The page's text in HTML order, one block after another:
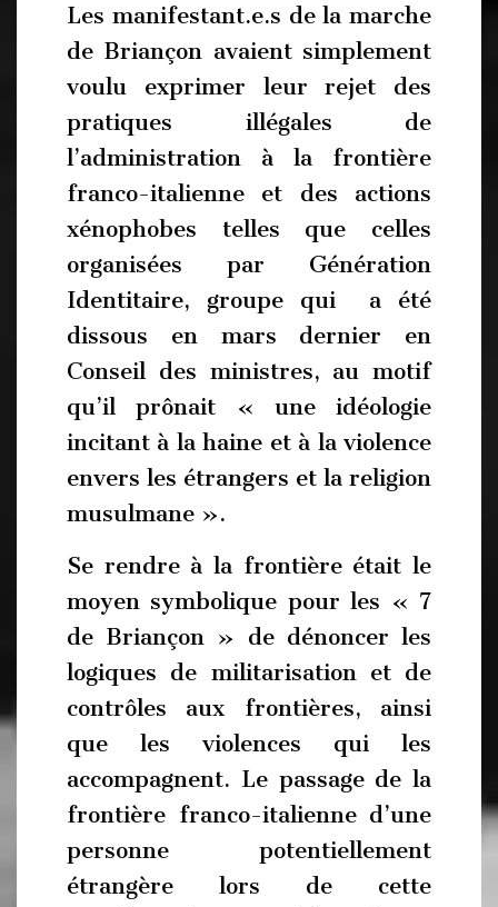
Les manifestant.e.s de la marche
de Briançon avaient simplement
voulu exprimer leur rejet des
pratiques illégales de
l’administration à la frontière
franco-italienne et des actions
xénophobes telles que celles
organisées par Génération
Identitaire, groupe qui a été
dissous en mars dernier en
Conseil des ministres, au motif
qu’il prônait « une idéologie
incitant à la haine et à la violence
envers les étrangers et la religion
musulmane ».
Se rendre à la frontière était le
moyen symbolique pour les « 7
de Briançon » de dénoncer les
logiques de militarisation et de
contrôles aux frontières, ainsi
que les violences qui les
accompagnent. Le passage de la
frontière franco-italienne d’une
personne potentiellement
étrangère lors de cette